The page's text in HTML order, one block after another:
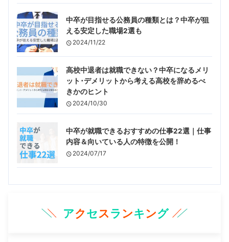
中卒が目指せる公務員の種類とは？中卒が狙
える安定した職場2選も
2024/11/22
高校中退者は就職できない？中卒になるメリ
ット･デメリットから考える高校を辞めるべ
きかのヒント
2024/10/30
中卒が就職できるおすすめの仕事22選｜仕事
内容＆向いている人の特徴を公開！
2024/07/17
アクセスランキング